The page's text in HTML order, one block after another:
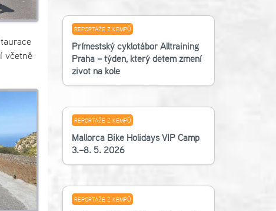
včetně
REPORTÁŽE Z KEMPŮ
Příměstský cyklotábor Alltraining
Praha – týden, který dětem změní
život na kole
REPORTÁŽE Z KEMPŮ
Mallorca Bike Holidays VIP Camp
3.–8. 5. 2026
REPORTÁŽE Z KEMPŮ